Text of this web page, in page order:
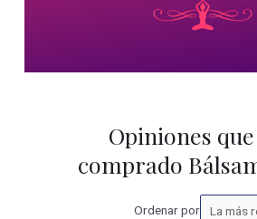
Opiniones
comprado
Ordenar porOrdenar